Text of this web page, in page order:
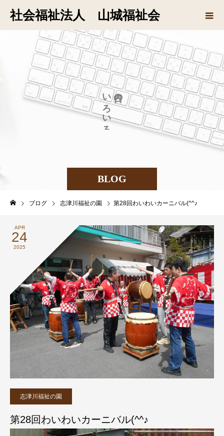
社会福祉法人 山城福祉会
BLOG
の
い
ろ
い
ろ
ブログ 志津川福祉の園 第28回わいわいカーニバル(^^♪
APR
24
2025
志津川福祉の園
第28回わいわいカーニバル(^^♪